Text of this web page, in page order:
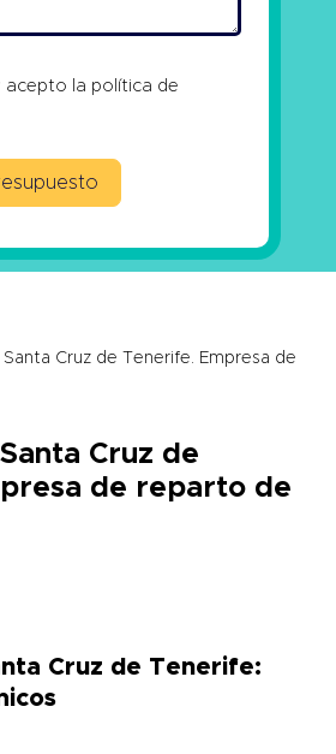
acepto la política de
Cruz de Tenerife. Empresa de
Cruz de
de reparto de
Cruz de Tenerife: